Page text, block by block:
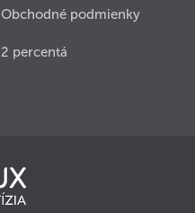
Obchodné podmienky
2 percentá